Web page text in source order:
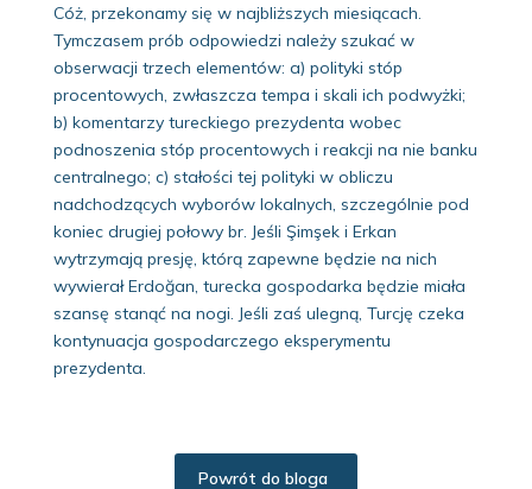
Cóż, przekonamy się w najbliższych miesiącach.
Tymczasem prób odpowiedzi należy szukać w
obserwacji trzech elementów: a) polityki stóp
procentowych, zwłaszcza tempa i skali ich podwyżki;
b) komentarzy tureckiego prezydenta wobec
podnoszenia stóp procentowych i reakcji na nie banku
centralnego; c) stałości tej polityki w obliczu
nadchodzących wyborów lokalnych, szczególnie pod
koniec drugiej połowy br. Jeśli Şimşek i Erkan
wytrzymają presję, którą zapewne będzie na nich
wywierał Erdoğan, turecka gospodarka będzie miała
szansę stanąć na nogi. Jeśli zaś ulegną, Turcję czeka
kontynuacja gospodarczego eksperymentu
prezydenta.
Powrót do bloga